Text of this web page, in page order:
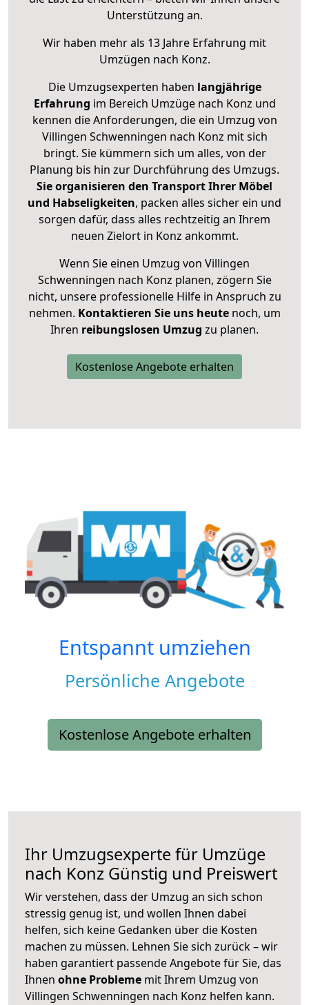
Unterstützung an.
Wir haben mehr als 13 Jahre Erfahrung mit
Umzügen nach Konz.
Die Umzugsexperten haben langjährige
Erfahrung im Bereich Umzüge nach Konz und
kennen die Anforderungen, die ein Umzug von
Villingen Schwenningen nach Konz mit sich
bringt. Sie kümmern sich um alles, von der
Planung bis hin zur Durchführung des Umzugs.
Sie organisieren den Transport Ihrer Möbel
und Habseligkeiten, packen alles sicher ein und
sorgen dafür, dass alles rechtzeitig an Ihrem
neuen Zielort in Konz ankommt.
Wenn Sie einen Umzug von Villingen
Schwenningen nach Konz planen, zögern Sie
nicht, unsere professionelle Hilfe in Anspruch zu
nehmen. Kontaktieren Sie uns heutenoch, um
Ihren reibungslosen Umzug zu planen.
Kostenlose Angebote erhalten
Entspannt umziehen
Persönliche Angebote
Kostenlose Angebote erhalten
Ihr Umzugsexperte für Umzüge
nach Konz Günstig und Preiswert
Wir verstehen, dass der Umzug an sich schon
stressig genug ist, und wollen Ihnen dabei
helfen, sich keine Gedanken über die Kosten
machen zu müssen. Lehnen Sie sich zurück – wir
haben garantiert passende Angebote für Sie, das
Ihnen ohne Probleme mit Ihrem Umzug von
Villingen Schwenningen nach Konz helfen kann.